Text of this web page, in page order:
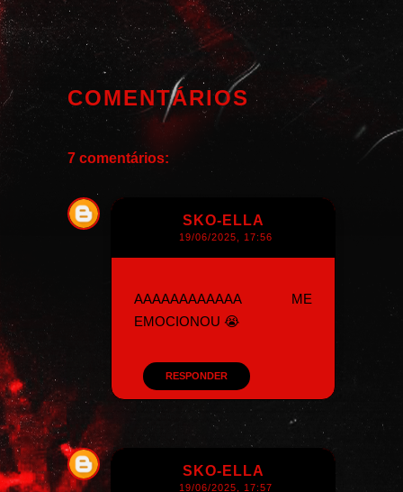
COMENTÁRIOS
7 comentários:
SKO-ELLA
19/06/2025, 17:56
AAAAAAAAAAAA ME
EMOCIONOU 😭
RESPONDER
SKO-ELLA
19/06/2025, 17:57